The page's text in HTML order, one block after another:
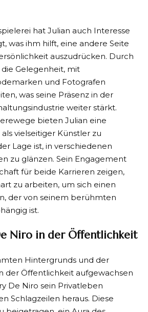
hat Julian auch Interesse
was ihm hilft, eine andere Seite
auszudrücken. Durch
Gelegenheit, mit
und Fotografen
was seine Präsenz in der
weiter stärkt.
bieten Julian eine
vielseitiger Künstler zu
Lage ist, in verschiedenen
zu glänzen. Sein Engagement
für beide Karrieren zeigen,
zu arbeiten, um sich einen
der von seinem berühmten
ist.
Niro in der Öffentlichkeit
Hintergrunds und der
der Öffentlichkeit aufgewachsen
De Niro sein Privatleben
Schlagzeilen heraus. Diese